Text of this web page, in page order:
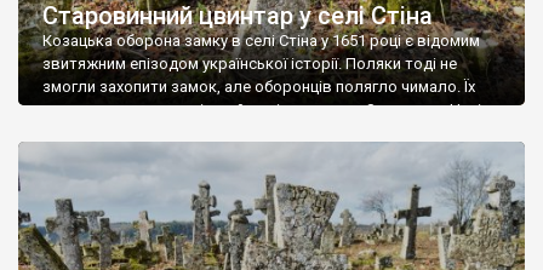
Старовинний цвинтар у селі Стіна
Козацька оборона замку в селі Стіна у 1651 році є відомим
звитяжним епізодом української історії. Поляки тоді не
змогли захопити замок, але оборонців полягло чимало. Їх
поховали на цвинтарі, який тоді називався Замковим. Нині на
ньому чимало хрестів 19 століття, є такі, де епітафії стер […]